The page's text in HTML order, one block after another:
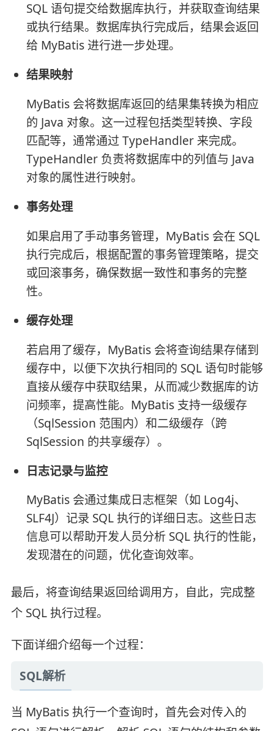
SQL 语句提交给数据库执行，并获取查询结果
或执行结果。数据库执行完成后，结果会返回
给 MyBatis 进行进一步处理。
结果映射
MyBatis 会将数据库返回的结果集转换为相应
的 Java 对象。这一过程包括类型转换、字段
匹配等，通常通过 TypeHandler 来完成。
TypeHandler 负责将数据库中的列值与 Java
对象的属性进行映射。
事务处理
如果启用了手动事务管理，MyBatis 会在 SQL
执行完成后，根据配置的事务管理策略，提交
或回滚事务，确保数据一致性和事务的完整
性。
缓存处理
若启用了缓存，MyBatis 会将查询结果存储到
缓存中，以便下次执行相同的 SQL 语句时能够
直接从缓存中获取结果，从而减少数据库的访
问频率，提高性能。MyBatis 支持一级缓存
（SqlSession 范围内）和二级缓存（跨
SqlSession 的共享缓存）。
日志记录与监控
MyBatis 会通过集成日志框架（如 Log4j、
SLF4J）记录 SQL 执行的详细日志。这些日志
信息可以帮助开发人员分析 SQL 执行的性能，
发现潜在的问题，优化查询效率。
最后，将查询结果返回给调用方，自此，完成整
个 SQL 执行过程。
下面详细介绍每一个过程：
SQL解析
当 MyBatis 执行一个查询时，首先会对传入的